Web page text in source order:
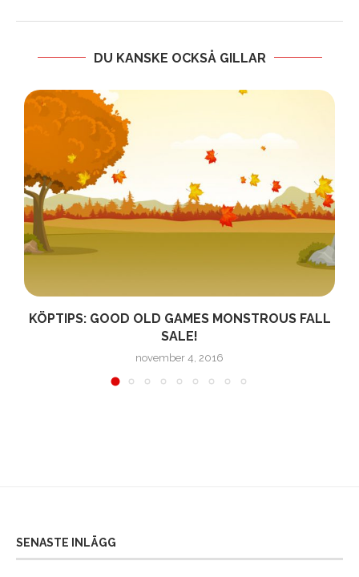
DU KANSKE OCKSÅ GILLAR
KÖPTIPS: GOOD OLD GAMES MONSTROUS FALL
SALE!
november 4, 2016
SENASTE INLÄGG